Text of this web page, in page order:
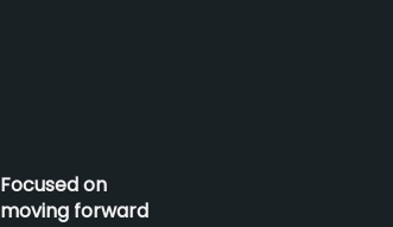
Focused on
moving forward